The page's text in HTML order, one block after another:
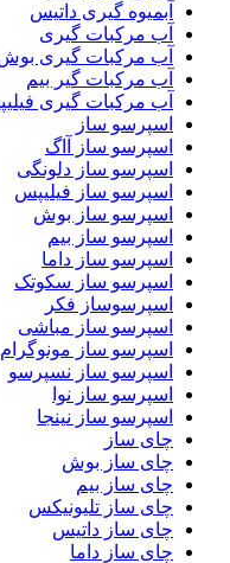
آبمیوه گیری داتیس
آب مرکبات گیری
آب مرکبات گیری
آب مرکبات گیر بیم
آب مرکبات گیری
اسپرسو ساز
اسپرسو ساز آاگ
اسپرسو ساز دلونگی
اسپرسو ساز فیلیپس
اسپرسو ساز بوش
اسپرسو ساز بیم
اسپرسو ساز داما
اسپرسو ساز سکوتک
اسپرسوساز فکر
اسپرسو ساز مباشی
اسپرسو ساز مونوگرام
اسپرسو ساز نسپرسو
اسپرسو ساز نوا
اسپرسو ساز نینجا
چای ساز
چای ساز بوش
چای ساز بیم
چای ساز تلیونیکس
چای ساز داتیس
چای ساز داما